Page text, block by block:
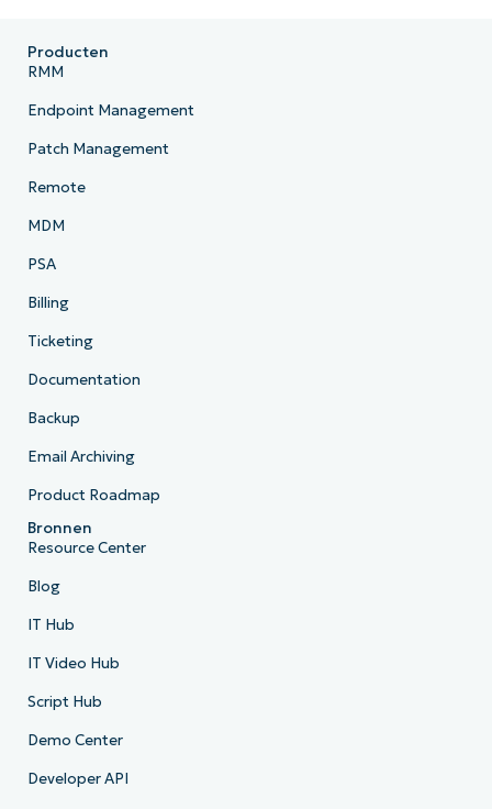
Producten
RMM
Endpoint Management
Patch Management
Remote
MDM
PSA
Billing
Ticketing
Documentation
Backup
Email Archiving
Product Roadmap
Bronnen
Resource Center
Blog
IT Hub
IT Video Hub
Script Hub
Demo Center
Developer API